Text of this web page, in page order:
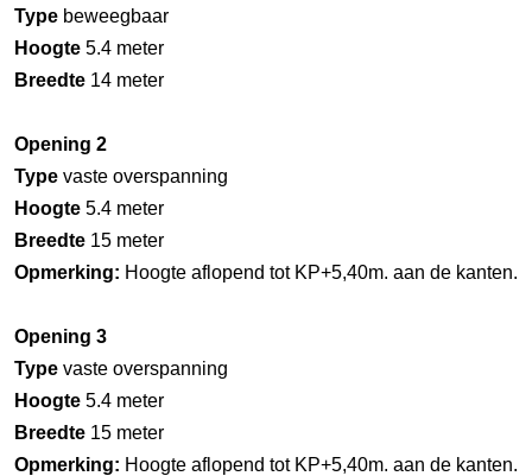
Type beweegbaar
Hoogte 5.4 meter
Breedte 14 meter
Opening 2
Type vaste overspanning
Hoogte 5.4 meter
Breedte 15 meter
Opmerking: Hoogte aflopend tot KP+5,40m. aan de kanten.
Opening 3
Type vaste overspanning
Hoogte 5.4 meter
Breedte 15 meter
Opmerking: Hoogte aflopend tot KP+5,40m. aan de kanten.